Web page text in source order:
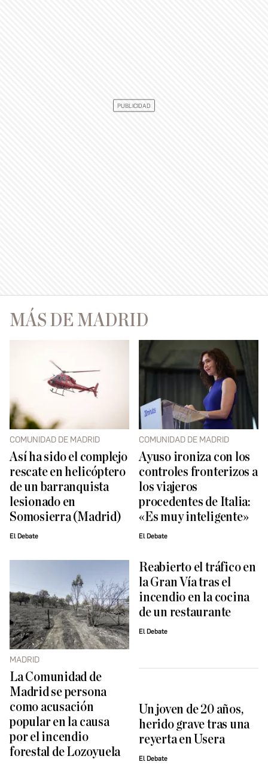
MÁS DE MADRID
COMUNIDAD DE MADRID
Así ha sido el complejo
rescate en helicóptero
de un barranquista
lesionado en
Somosierra (Madrid)
El Debate
COMUNIDAD DE MADRID
Ayuso ironiza con los
controles fronterizos a
los viajeros
procedentes de Italia:
«Es muy inteligente»
El Debate
MADRID
La Comunidad de
Madrid se persona
como acusación
popular en la causa
por el incendio
forestal de Lozoyuela
Reabierto el tráfico en
la Gran Vía tras el
incendio en la cocina
de un restaurante
El Debate
Un joven de 20 años,
herido grave tras una
reyerta en Usera
El Debate